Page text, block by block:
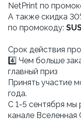
NetPrint по
А также скидка
по промокоду:
Cрок действия
4️⃣ Чем больше
главный приз
Принять участие
года.
С 1-5 сентября мы
канале